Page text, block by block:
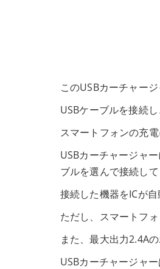
このUSBカーチャー
USBケーブルを接続
スマートフォンの充
USBカーチャージャ
ブルを選んで接続して
接続した機器をICが
ただし、スマートフ
また、最大出力2.4A
USBカーチャージャ